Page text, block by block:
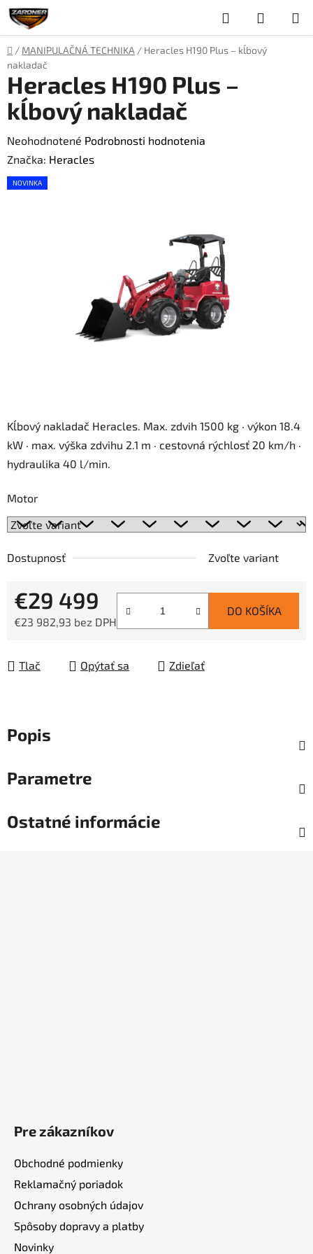
Prejsť
na
obsah
Hľadať
KOŠÍK
Domov
/ MANIPULAČNÁ TECHNIKA / Heracles H190 Plus – kĺbový
nakladač
Kĺbový nakladač Heracles. Max. zdvih 1500 kg · výkon 18.4
kW · max. výška zdvihu 2.1 m · cestovná rýchlosť 20 km/h ·
hydraulika 40 l/min.
Motor
Dostupnosť Zvoľte variant
€29 499
€23 982,93 bez DPH
DO KOŠÍKA
Tlač Opýtať sa Zdieľať
Heracles H190 Plus –
kĺbový nakladač
Priemerné
hodnotenie
produktu
Neohodnotené Podrobnosti hodnotenia
Značka: Heracles
NOVINKA
Popis
Parametre
Ostatné informácie
Pre zákazníkov
Obchodné podmienky
Reklamačný poriadok
Ochrany osobných údajov
Spôsoby dopravy a platby
Novinky